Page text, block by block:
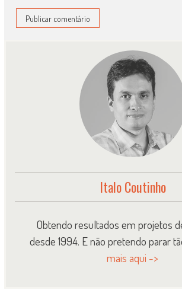
Italo Coutinho
Obtendo resultados em projetos
desde 1994. E não pretendo parar
mais aqui ->